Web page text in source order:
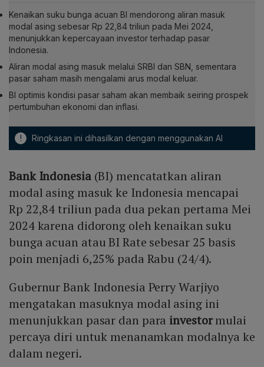
Kenaikan suku bunga acuan BI mendorong aliran masuk
modal asing sebesar Rp 22,84 triliun pada Mei 2024,
menunjukkan kepercayaan investor terhadap pasar
Indonesia.
Aliran modal asing masuk melalui SRBI dan SBN, sementara
pasar saham masih mengalami arus modal keluar.
BI optimis kondisi pasar saham akan membaik seiring prospek
pertumbuhan ekonomi dan inflasi.
! Ringkasan ini dihasilkan dengan menggunakan AI
Bank Indonesia(BI) mencatatkan aliran
modal asing masuk ke Indonesia mencapai
Rp 22,84 triliun pada dua pekan pertama Mei
2024 karena didorong oleh kenaikan suku
bunga acuan atau BI Rate sebesar 25 basis
poin menjadi 6,25% pada Rabu (24/4).
Gubernur Bank Indonesia Perry Warjiyo
mengatakan masuknya modal asing ini
menunjukkan pasar dan para investormulai
percaya diri untuk menanamkan modalnya ke
dalam negeri.